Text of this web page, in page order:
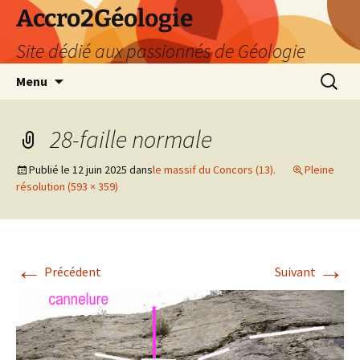
Accro2Géologie
Site dédié aux passionnés de Géologie
Menu
28-faille normale
Publié le 12 juin 2025 dansle massif du Concors (13).
Pleine
résolution (593 × 359)
← Précédent Suivant →